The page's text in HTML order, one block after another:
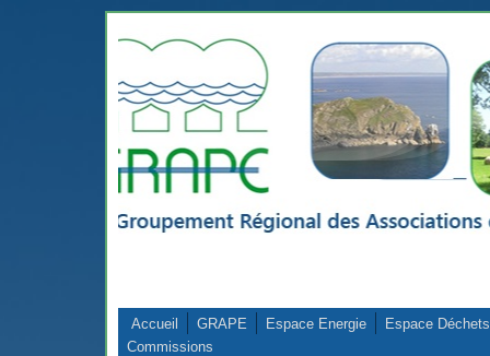
Accueil GRAPE Espace Energie
Espace Déchets
Commissions